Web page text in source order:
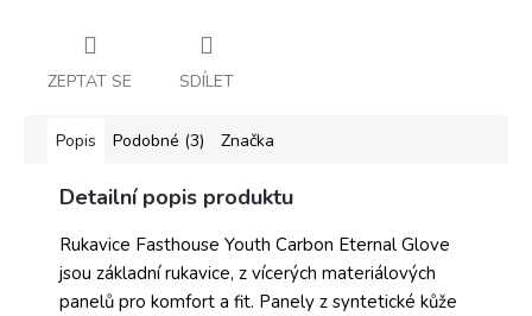
ZEPTAT SE SDÍLET
Popis Podobné (3) Značka
Detailní popis produktu
Rukavice Fasthouse Youth Carbon Eternal Glove
jsou základní rukavice, z vícerých materiálových
panelů pro komfort a fit. Panely z syntetické kůže